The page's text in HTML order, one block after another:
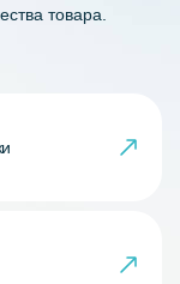
товара.